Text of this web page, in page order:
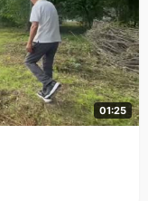
01:25